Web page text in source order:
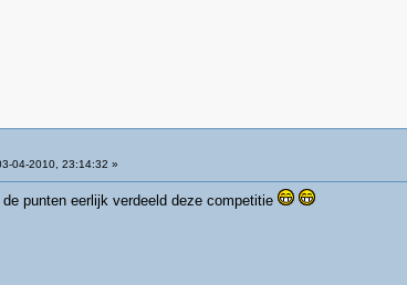
04-2010, 23:14:32 »
punten eerlijk verdeeld deze competitie